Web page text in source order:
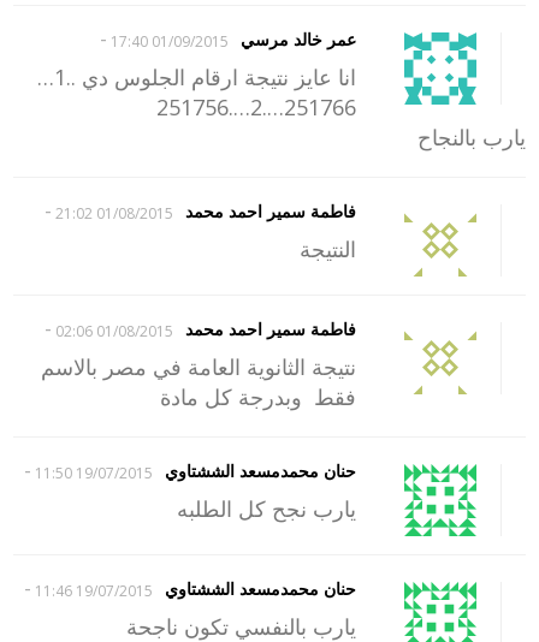
عمر خالد مرسي 01/09/2015 17:40
-
انا عايز نتيجة ارقام الجلوس دي ..1…
251766….2….251756
يارب بالنجاح
فاطمة سمير احمد محمد 01/08/2015 21:02
-
النتيجة
فاطمة سمير احمد محمد 01/08/2015 02:06
-
نتيجة الثانوية العامة في مصر بالاسم
فقط وبدرجة كل مادة
حنان محمدمسعد الششتاوي 19/07/2015 11:50
-
يارب نجح كل الطلبه
حنان محمدمسعد الششتاوي 19/07/2015 11:46
-
يارب بالنفسي تكون ناجحة